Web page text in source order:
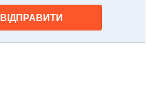
ВІДПРАВИТИ